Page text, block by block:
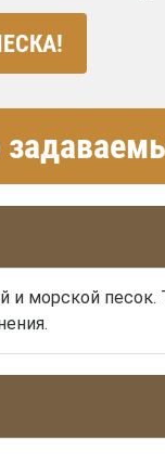
и морской песок.